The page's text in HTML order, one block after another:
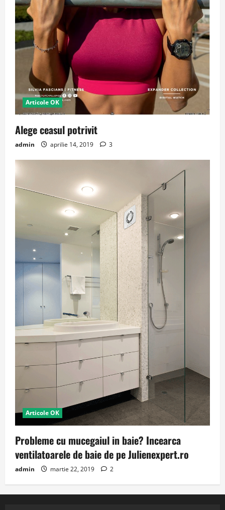
Articole OK
Alege ceasul potrivit
admin aprilie 14, 2019 3
Articole OK
Probleme cu mucegaiul in baie? Incearca
ventilatoarele de baie de pe Julienexpert.ro
admin martie 22, 2019 2